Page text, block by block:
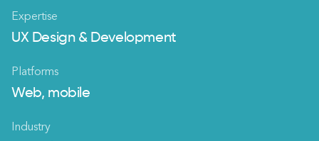
Expertise
UX Design & Development
Platforms
Web, mobile
Industry